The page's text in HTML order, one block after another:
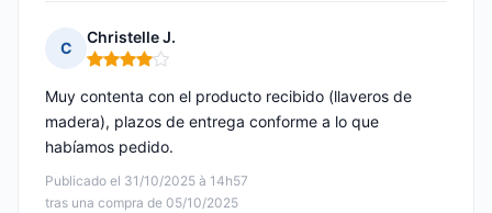
C
Christelle J.
Nota: 4 de 5
Publicado el 31/10/2025 à 14h57
tras una compra de 05/10/2025
Muy contenta con el producto recibido (llaveros de
madera), plazos de entrega conforme a lo que
habíamos pedido.